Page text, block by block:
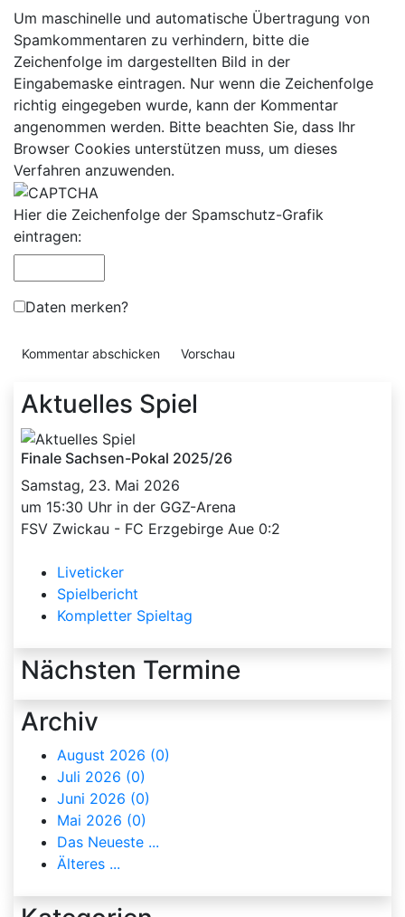
Um maschinelle und automatische Übertragung von
Spamkommentaren zu verhindern, bitte die
Zeichenfolge im dargestellten Bild in der
Eingabemaske eintragen. Nur wenn die Zeichenfolge
richtig eingegeben wurde, kann der Kommentar
angenommen werden. Bitte beachten Sie, dass Ihr
Browser Cookies unterstützen muss, um dieses
Verfahren anzuwenden.
Hier die Zeichenfolge der Spamschutz-Grafik
eintragen:
Daten merken?
Aktuelles Spiel
Finale Sachsen-Pokal 2025/26
Samstag, 23. Mai 2026
um 15:30 Uhr in der GGZ-Arena
FSV Zwickau - FC Erzgebirge Aue 0:2
Liveticker
Spielbericht
Kompletter Spieltag
Nächsten Termine
Archiv
August 2026 (0)
Juli 2026 (0)
Juni 2026 (0)
Mai 2026 (0)
Das Neueste ...
Älteres ...